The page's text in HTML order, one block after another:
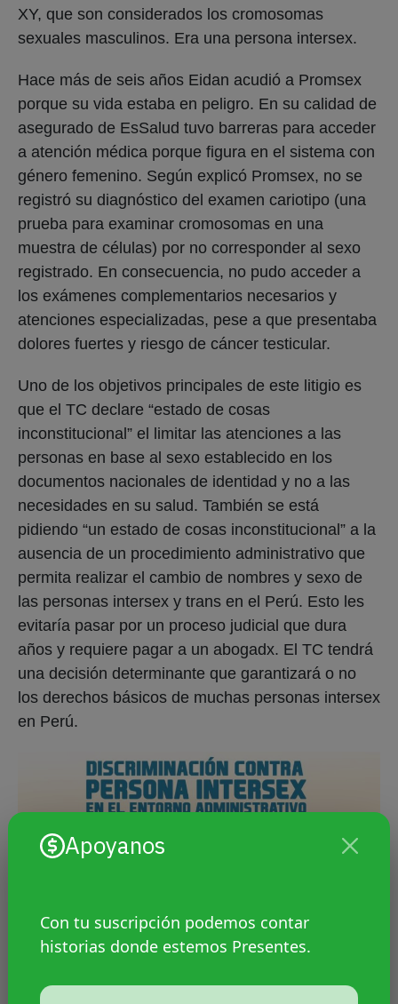
Apoyanos
Con tu suscripción podemos contar
historias donde estemos Presentes.
XY, que son considerados los cromosomas
sexuales masculinos. Era una persona intersex.
Hace más de seis años Eidan acudió a Promsex
porque su vida estaba en peligro. En su calidad de
asegurado de EsSalud tuvo barreras para acceder
a atención médica porque figura en el sistema con
género femenino. Según explicó Promsex, no se
registró su diagnóstico del examen cariotipo (una
prueba para examinar cromosomas en una
muestra de células) por no corresponder al sexo
registrado. En consecuencia, no pudo acceder a
los exámenes complementarios necesarios y
atenciones especializadas, pese a que presentaba
dolores fuertes y riesgo de cáncer testicular.
Uno de los objetivos principales de este litigio es
que el TC declare “estado de cosas
inconstitucional” el limitar las atenciones a las
personas en base al sexo establecido en los
documentos nacionales de identidad y no a las
necesidades en su salud. También se está
pidiendo “un estado de cosas inconstitucional” a la
ausencia de un procedimiento administrativo que
permita realizar el cambio de nombres y sexo de
las personas intersex y trans en el Perú. Esto les
evitaría pasar por un proceso judicial que dura
años y requiere pagar a un abogadx. El TC tendrá
una decisión determinante que garantizará o no
los derechos básicos de muchas personas intersex
en Perú.